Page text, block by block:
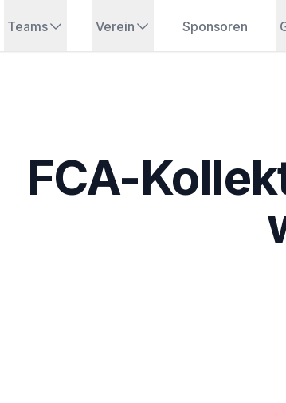
Teams Verein Sponsoren
FCA-